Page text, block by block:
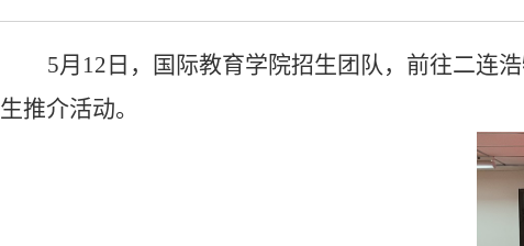
5月12日，国际教育学院招生团队 ，前往二连
生推介活动。